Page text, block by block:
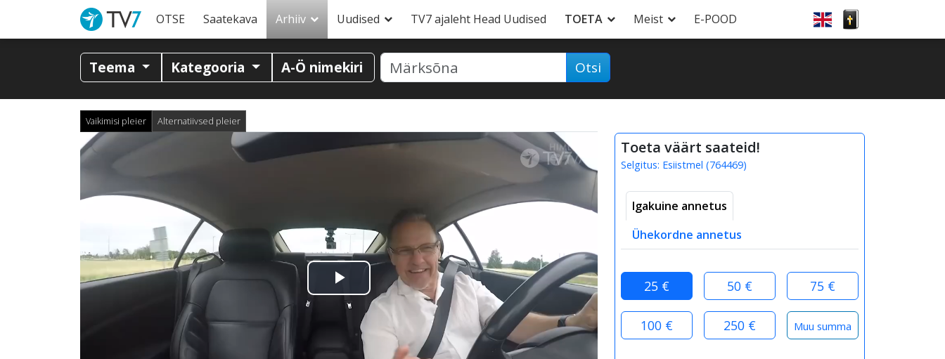
OTSE Saatekava Arhiiv Uudised TV7 ajaleht Head Uudised TOETA Meist E-POOD
Teema Kategooria A-Ö nimekiri Otsi
Vaikimisi pleier Alternatiivsed pleier
Esita
video
Toeta väärt saateid!
Selgitus: Esiistmel (764469)
Igakuine annetus
Ühekordne annetus
25 € 50 € 75 €
100 € 250 €